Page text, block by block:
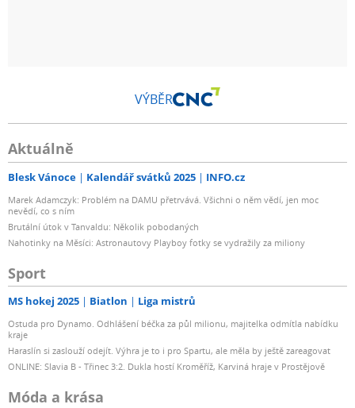
VÝBĚR
Aktuálně
Blesk Vánoce Kalendář svátků 2025 INFO.cz
Marek Adamczyk: Problém na DAMU přetrvává. Všichni o něm vědí, jen moc
nevědí, co s ním
Brutální útok v Tanvaldu: Několik pobodaných
Nahotinky na Měsíci: Astronautovy Playboy fotky se vydražily za miliony
Sport
MS hokej 2025 Biatlon Liga mistrů
Ostuda pro Dynamo. Odhlášení béčka za půl milionu, majitelka odmítla nabídku
kraje
Haraslín si zaslouží odejít. Výhra je to i pro Spartu, ale měla by ještě zareagovat
ONLINE: Slavia B - Třinec 3:2. Dukla hostí Kroměříž, Karviná hraje v Prostějově
Móda a krása